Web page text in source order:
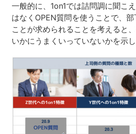
一般的に、1on1では詰問調に聞こ
はなくOPEN質問を使うことで、
ことが求められることを考えると
いかにうまくいっていないかを示し